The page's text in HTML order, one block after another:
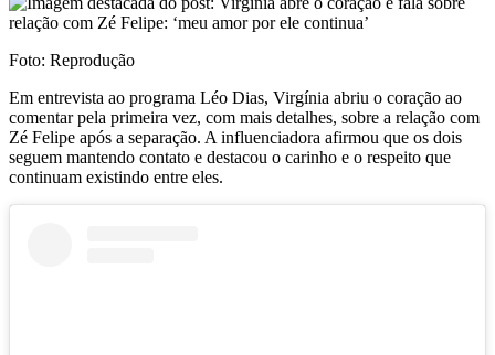
Foto: Reprodução
Em entrevista ao programa Léo Dias, Virgínia abriu o coração ao
comentar pela primeira vez, com mais detalhes, sobre a relação com
Zé Felipe após a separação. A influenciadora afirmou que os dois
seguem mantendo contato e destacou o carinho e o respeito que
continuam existindo entre eles.